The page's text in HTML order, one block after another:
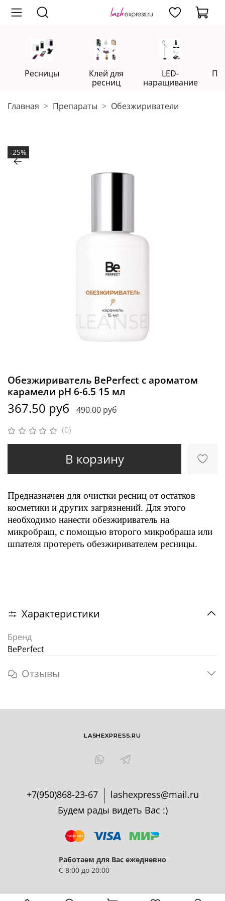
Ресницы
Клей для
ресниц
LED-
наращивание
Главная Препараты Обезжириватели
-25%
(0)
Обезжириватель BePerfect с ароматом
карамели pH 6-6.5 15 мл
367.50 руб 490.00 руб
В корзину
Предназначен для очистки ресниц от остатков
косметики и других загрязнений. Для этого
необходимо нанести обезжириватель на
микробраш, с помощью второго микробраша или
шпателя протереть обезжиривателем ресницы.
Характеристики
Бренд
BePerfect
Отзывы
+7(950)868-23-67
lashexpress@mail.ru
Будем рады видеть Вас :)
LASHEXPRESS.RU
Работаем для Вас ежедневно
С 8:00 до 20:00